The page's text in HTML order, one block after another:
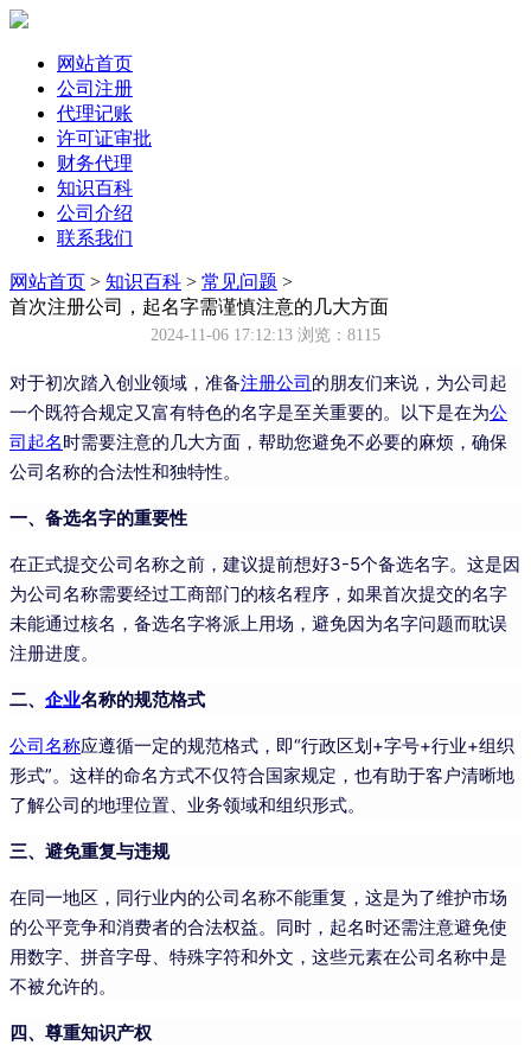
网站首页
公司注册
代理记账
许可证审批
财务代理
知识百科
公司介绍
联系我们
网站首页 > 知识百科 > 常见问题 >
首次注册公司，起名字需谨慎注意的几大方面
2024-11-06 17:12:13 浏览：8115
对于初次踏入创业领域，准备注册公司的朋友们来说，为公司起
一个既符合规定又富有特色的名字是至关重要的。以下是在为公
司起名时需要注意的几大方面，帮助您避免不必要的麻烦，确保
公司名称的合法性和独特性。
一、备选名字的重要性
在正式提交公司名称之前，建议提前想好3-5个备选名字。这是因
为公司名称需要经过工商部门的核名程序，如果首次提交的名字
未能通过核名，备选名字将派上用场，避免因为名字问题而耽误
注册进度。
二、 企业名称的规范格式
公司名称应遵循一定的规范格式，即“行政区划+字号+行业+组织
形式”。这样的命名方式不仅符合国家规定，也有助于客户清晰地
了解公司的地理位置、业务领域和组织形式。
三、避免重复与违规
在同一地区，同行业内的公司名称不能重复，这是为了维护市场
的公平竞争和消费者的合法权益。同时，起名时还需注意避免使
用数字、拼音字母、特殊字符和外文，这些元素在公司名称中是
不被允许的。
四、尊重知识产权